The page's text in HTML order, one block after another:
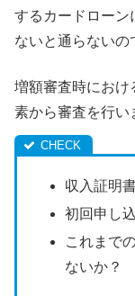
するカードローン
ないと通らないの
増額審査時におけ
素から審査を行い
収入証明
初回申し
これまで
ないか？